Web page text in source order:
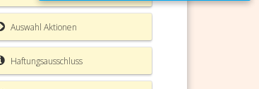
Auswahl Aktionen
Haftungsausschluss